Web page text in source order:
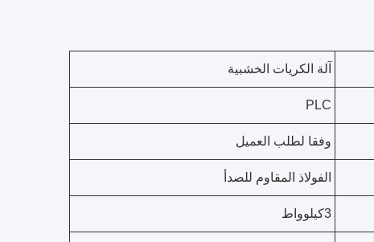
آلة الكريات الخشبية
PLC
وفقا لطلب العميل
الفولاذ المقاوم للصدأ
3كيلوواط